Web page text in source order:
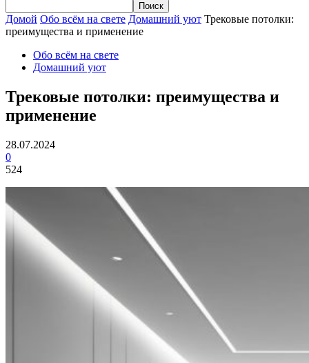
Домой Обо всём на свете Домашний уют Трековые потолки:
преимущества и применение
Обо всём на свете
Домашний уют
Трековые потолки: преимущества и
применение
28.07.2024
0
524